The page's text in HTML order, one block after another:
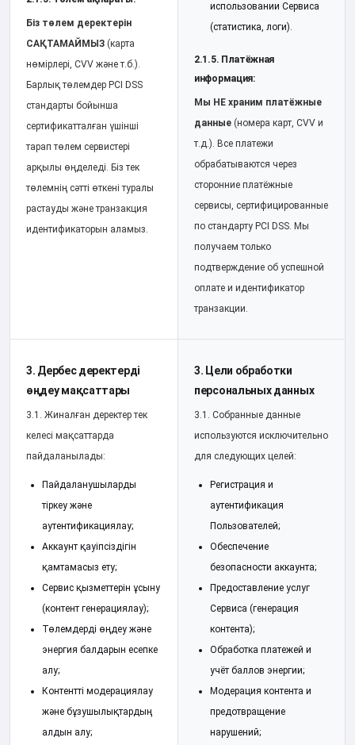
Біз төлем деректерін
САҚТАМАЙМЫЗ (карта
нөмірлері, CVV және т.б.).
Барлық төлемдер PCI DSS
стандарты бойынша
сертификатталған үшінші
тарап төлем сервистері
арқылы өңделеді. Біз тек
төлемнің сәтті өткені туралы
растауды және транзакция
идентификаторын аламыз.
использовании Сервиса
(статистика, логи).
2.1.5. Платёжная
информация:
Мы НЕ храним платёжные
данные (номера карт, CVV и
т.д.). Все платежи
обрабатываются через
сторонние платёжные
сервисы, сертифицированные
по стандарту PCI DSS. Мы
получаем только
подтверждение об успешной
оплате и идентификатор
транзакции.
3. Дербес деректерді
өңдеу мақсаттары
3.1. Жиналған деректер тек
келесі мақсаттарда
пайдаланылады:
Пайдаланушыларды
тіркеу және
аутентификациялау;
Аккаунт қауіпсіздігін
қамтамасыз ету;
Сервис қызметтерін ұсыну
(контент генерациялау);
Төлемдерді өңдеу және
энергия балдарын есепке
алу;
Контентті модерациялау
және бұзушылықтардың
алдын алу;
3. Цели обработки
персональных данных
3.1. Собранные данные
используются исключительно
для следующих целей:
Регистрация и
аутентификация
Пользователей;
Обеспечение
безопасности аккаунта;
Предоставление услуг
Сервиса (генерация
контента);
Обработка платежей и
учёт баллов энергии;
Модерация контента и
предотвращение
нарушений;